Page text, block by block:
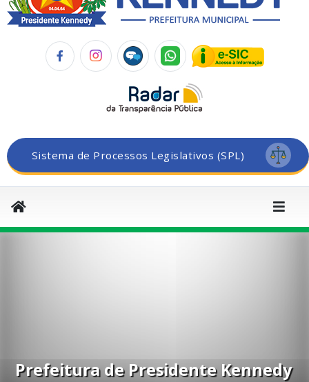
Sistema de Processos Legislativos (SPL)
Prefeitura de Presidente Kennedy